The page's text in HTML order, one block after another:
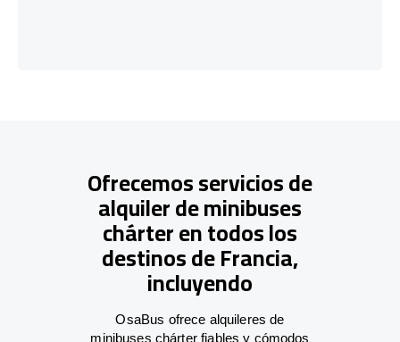
Ofrecemos servicios de
alquiler de minibuses
chárter en todos los
destinos de Francia,
incluyendo
OsaBus ofrece alquileres de
minibuses chárter fiables y cómodos